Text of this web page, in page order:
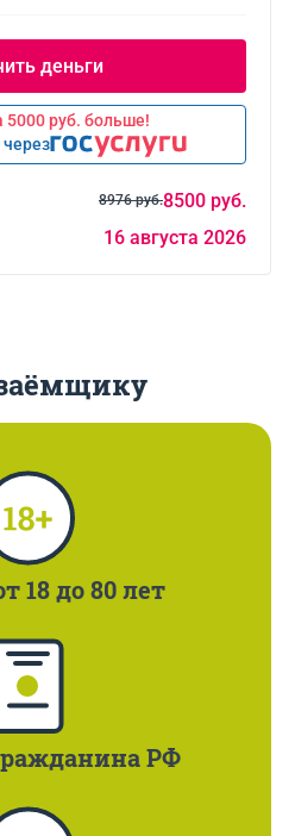
руб. больше!
8500 руб.
8976 руб.
16 августа 2026
18 до 80 лет
РФ